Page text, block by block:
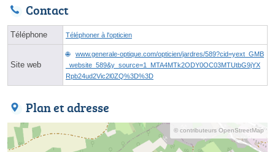
Contact
Téléphone Téléphoner à l'opticien
Site web
www.generale-optique.com/opticien/jardres/589?cid=yext_GMB
_website_589&y_source=1_MTA4MTk2ODY0OC03MTUtbG9jYX
Rpb24ud2Vic2l0ZQ%3D%3D
Plan et adresse
© contributeurs OpenStreetMap